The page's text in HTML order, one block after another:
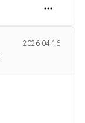
2026-04-16